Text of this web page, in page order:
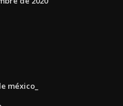
méxico_